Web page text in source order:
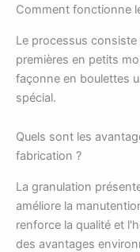
Comment fonctionne
Le processus
premières en petits
façonne en boulettes
spécial.
Quels sont les
fabrication ?
La granulation
améliore la
renforce la qualité et
des avantages